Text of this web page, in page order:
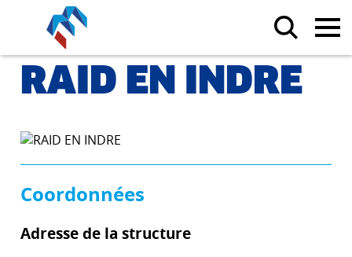
RAID EN INDRE
Coordonnées
Adresse de la structure